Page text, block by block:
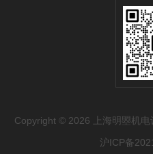
Copyright © 2026 上海明曌机
沪ICP备